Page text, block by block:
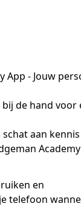
App - Jouw
de hand voor
aan
Academy
en
telefoon